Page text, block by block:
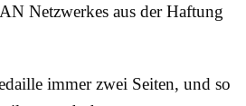
Netzwerkes aus der Haftung
immer zwei Seiten, und so